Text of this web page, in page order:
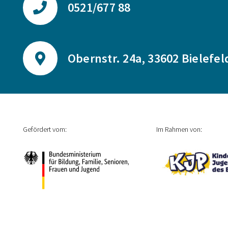
0521/677 88
Obernstr. 24a, 33602
Gefördert vom: Im Rahmen von: